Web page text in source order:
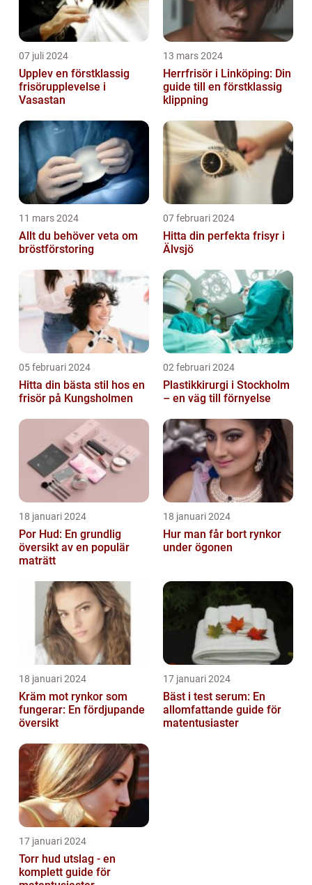
07 juli 2024
Upplev en förstklassig
frisörupplevelse i
Vasastan
13 mars 2024
Herrfrisör i Linköping: Din
guide till en förstklassig
klippning
11 mars 2024
Allt du behöver veta om
bröstförstoring
07 februari 2024
Hitta din perfekta frisyr i
Älvsjö
05 februari 2024
Hitta din bästa stil hos en
frisör på Kungsholmen
02 februari 2024
Plastikkirurgi i Stockholm
– en väg till förnyelse
18 januari 2024
Por Hud: En grundlig
översikt av en populär
maträtt
18 januari 2024
Hur man får bort rynkor
under ögonen
18 januari 2024
Kräm mot rynkor som
fungerar: En fördjupande
översikt
17 januari 2024
Bäst i test serum: En
allomfattande guide för
matentusiaster
17 januari 2024
Torr hud utslag - en
komplett guide för